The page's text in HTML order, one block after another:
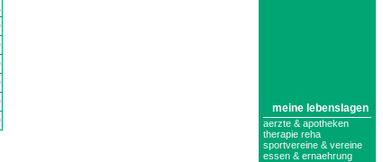
meine lebenslagen
aerzte & apotheken
therapie reha
sportvereine & vereine
essen & ernaehrung